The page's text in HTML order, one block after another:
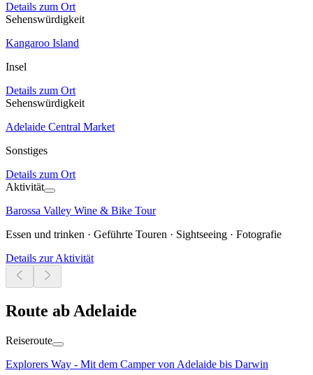
Details zum Ort
Sehenswürdigkeit
Kangaroo Island
Insel
Details zum Ort
Sehenswürdigkeit
Adelaide Central Market
Sonstiges
Details zum Ort
Aktivität
Barossa Valley Wine & Bike Tour
Essen und trinken · Geführte Touren · Sightseeing · Fotografie
Details zur Aktivität
Route ab Adelaide
Reiseroute
Explorers Way - Mit dem Camper von Adelaide bis Darwin